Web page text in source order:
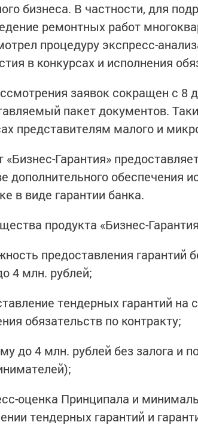
бизнеса. В частности, для
ремонтных работ
процедуру экспресс-
в конкурсах и исполнения
заявок сокращен с 8
пакет документов.
представителям малого и
«Бизнес-Гарантия»
дополнительного обеспечения
в виде гарантии банка.
продукта «Бизнес-
предоставления гарантий
4 млн. рублей;
тендерных гарантий на
обязательств по контракту;
до 4 млн. рублей без залога и
оценка Принципала и
тендерных гарантий и